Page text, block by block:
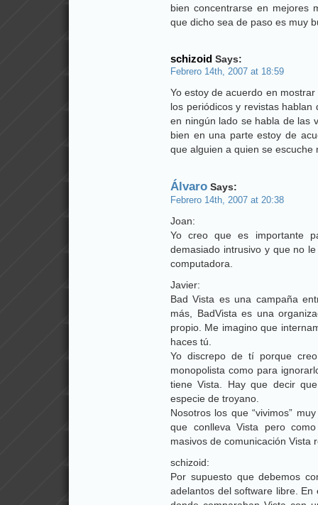
bien concentrarse en mejores
que dicho sea de paso es muy
schizoid Says:
Febrero 14th, 2007 at 18:59
Yo estoy de acuerdo en
los periódicos y revistas
en ningún lado se habla de las
bien en una parte estoy de
que alguien a quien se
Álvaro Says:
Febrero 14th, 2007 at 20:38
Joan:
Yo creo que es importante
demasiado intrusivo y que no
computadora.
Javier:
Bad Vista es una campaña
más, BadVista es una
propio. Me imagino que
haces tú.
Yo discrepo de tí porque
monopolista como para
tiene Vista. Hay que decir
especie de troyano.
Nosotros los que “vivimos”
que conlleva Vista pero
masivos de comunicación Vista
schizoid:
Por supuesto que debemos
adelantos del software libre.